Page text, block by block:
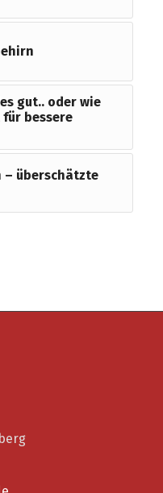
gut.. oder wie
bessere
– überschätzte